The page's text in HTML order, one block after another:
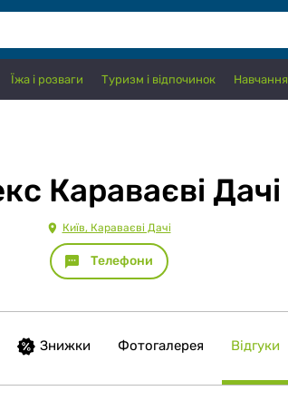
Їжа і розваги Туризм і відпочинок Навчання
Караваєві Дачі
Київ, Караваєві Дачі
Телефони
Знижки Фотогалерея Відгуки